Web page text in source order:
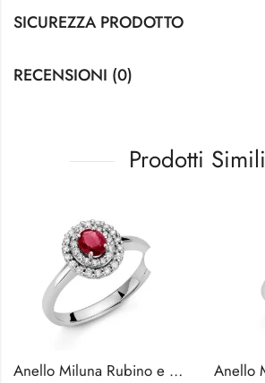
SICUREZZA PRODOTTO
RECENSIONI (0)
Prodotti Simili
Anello Miluna Rubino e Diamanti in Oro Bianco